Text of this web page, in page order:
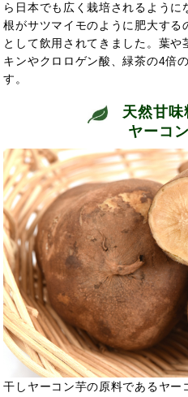
ら日本でも広く栽培されるように
根がサツマイモのように肥大する
として飲用されてきました。葉
キンやクロロゲン酸、緑茶の4倍
す。
天然甘味
ヤーコ
干しヤーコン芋の原料であるヤー